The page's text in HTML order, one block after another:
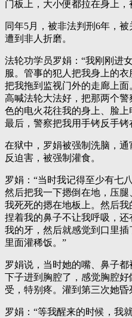
门板上，大小便都拉在身上，
同年5月，被非法判刑6年，
遭到非人折磨。
法轮功学员罗娟：“我刚刚进
服。管事的犯人把我身上的
把我拖到监视门外的走廊上
高喊法轮大法好，把那两个
色的电火花往我的身上、脸上
最后，警察把我用手铐反手铐
在狱中，罗娟被强制洗脑，
反迫害，被强制灌食。
罗娟：“当时我记得至少有七
然后把我一下摁倒在地，压
我死死的摁在地板上。然后
捏着我的鼻子不让我呼吸，
我的牙，然后就感觉到口里
里面灌稀饭。”
罗娟说，当时她的嘴、鼻子
下子进到胸腔了，感觉胸腔
受，特别疼。灌到第三次她昏
罗娟：“等我醒来的时候，我